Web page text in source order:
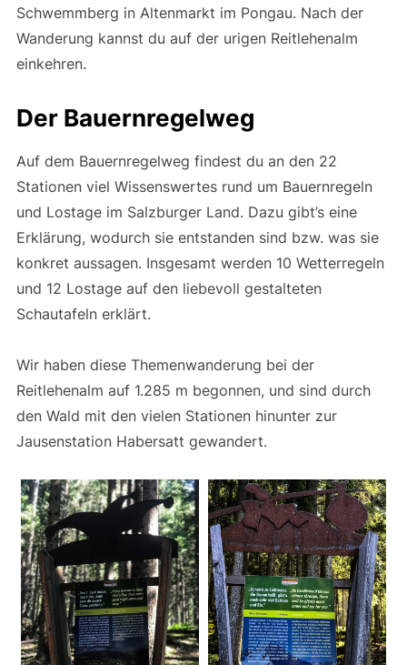
Schwemmberg in Altenmarkt im Pongau. Nach der
Wanderung kannst du auf der urigen Reitlehenalm
einkehren.
Der Bauernregelweg
Auf dem Bauernregelweg findest du an den 22
Stationen viel Wissenswertes rund um Bauernregeln
und Lostage im Salzburger Land. Dazu gibt’s eine
Erklärung, wodurch sie entstanden sind bzw. was sie
konkret aussagen. Insgesamt werden 10 Wetterregeln
und 12 Lostage auf den liebevoll gestalteten
Schautafeln erklärt.
Wir haben diese Themenwanderung bei der
Reitlehenalm auf 1.285 m begonnen, und sind durch
den Wald mit den vielen Stationen hinunter zur
Jausenstation Habersatt gewandert.